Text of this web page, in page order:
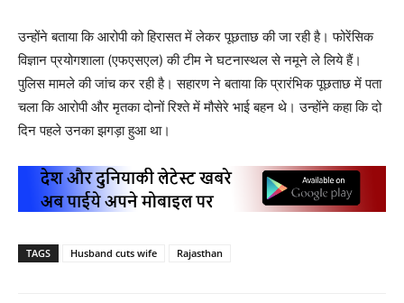
उन्होंने बताया कि आरोपी को हिरासत में लेकर पूछताछ की जा रही है। फोरेंसिक
विज्ञान प्रयोगशाला (एफएसएल) की टीम ने घटनास्थल से नमूने ले लिये हैं।
पुलिस मामले की जांच कर रही है। सहारण ने बताया कि प्रारंभिक पूछताछ में पता
चला कि आरोपी और मृतका दोनों रिश्ते में मौसेरे भाई बहन थे। उन्होंने कहा कि दो
दिन पहले उनका झगड़ा हुआ था।
TAGS Husband cuts wife Rajasthan